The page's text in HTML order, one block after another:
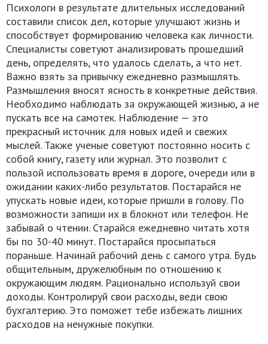
Психологи в результате длительных исследований
составили список дел, которые улучшают жизнь и
способствует формированию человека как личности.
Специалисты советуют анализировать прошедший
день, определять, что удалось сделать, а что нет.
Важно взять за привычку ежедневно размышлять.
Размышления вносят ясность в конкретные действия.
Необходимо наблюдать за окружающей жизнью, а не
пускать все на самотек. Наблюдение — это
прекрасный источник для новых идей и свежих
мыслей. Также ученые советуют постоянно носить с
собой книгу, газету или журнал. Это позволит с
пользой использовать время в дороге, очереди или в
ожидании каких-либо результатов. Постарайся не
упускать новые идеи, которые пришли в голову. По
возможности запиши их в блокнот или телефон. Не
забывай о чтении. Старайся ежедневно читать хотя
бы по 30-40 минут. Постарайся просыпаться
пораньше. Начинай рабочий день с самого утра. Будь
общительным, дружелюбным по отношению к
окружающим людям. Рационально используй свои
доходы. Контролируй свои расходы, веди свою
бухгалтерию. Это поможет тебе избежать лишних
расходов на ненужные покупки.